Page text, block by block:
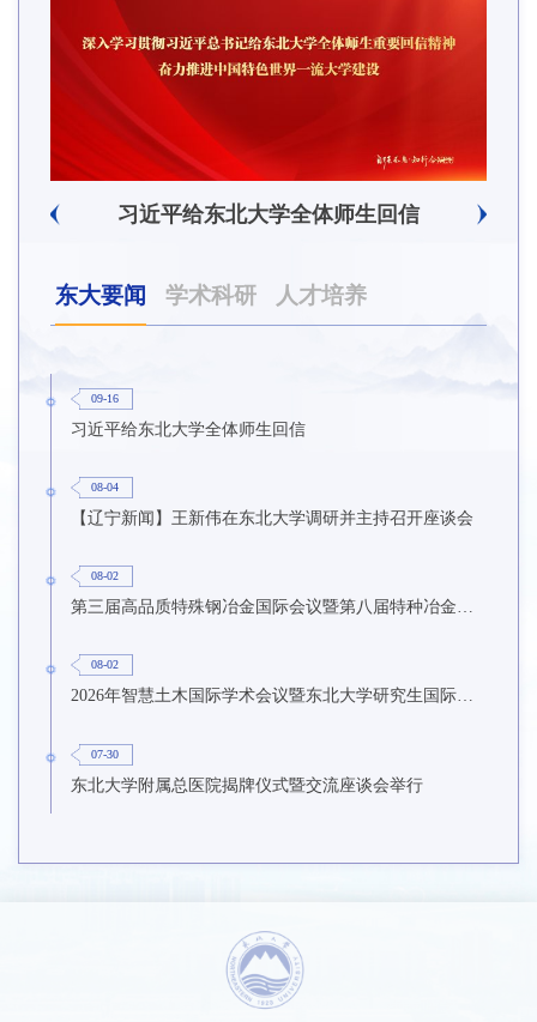
习近平给东北大学全体师生回信
东大要闻 学术科研 人才培养
09-16
习近平给东北大学全体师生回信
08-04
【辽宁新闻】王新伟在东北大学调研并主持召开座谈会
08-02
08-02
2026年智慧土木国际学术会议暨东北大学研究生国际暑期学校第九期在东北大学召开
07-30
东北大学附属总医院揭牌仪式暨交流座谈会举行